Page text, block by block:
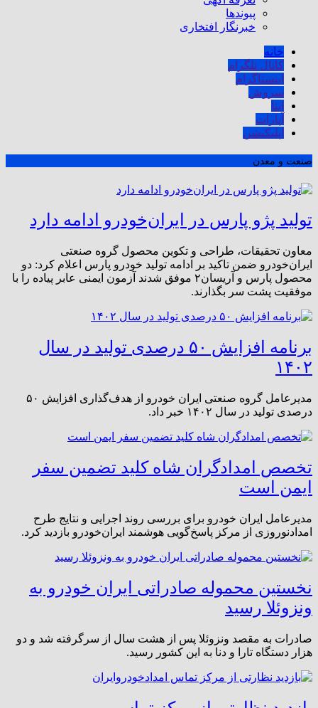
پیوندها
خبرنگار افتخاری
خانه
کانال تلگرام
اینستاگرام
سروش
ایتا
آپارات
اپلیکیشن
صنعت و معدن
تولید پژو پارس در ایران‌خودرو ادامه‌ دارد
معاون تحقیقات، طراحی و تکوین محصول گروه صنعتی
ایران‌خودرو ضمن تاکید بر ادامه تولید خودرو پارس اعلام کرد: دو
محصول پارس و آریسان۲ موفق شدند آزمون ایمنی عابر پیاده را با
موفقیت پشت سر بگذارند.
برنامه افزایش ۵۰ درصدی تولید در سال
۱۴۰۲
مدیرعامل گروه صنعتی ایران خودرو از هدف‌گذاری افزایش ۵۰
درصدی تولید در سال ۱۴۰۲ خبر داد.
تخصص امدادگران شاه کلید تضمین سفر
ایمن است
مدیرعامل ایران خودرو برای بررسی روند اجرایی و نتایج طرح
امدادنوروزی از مرکز پاسخ‌گویی هوشمند ایران‌خودرو بازدید کرد.
نخستین محموله صادراتی ایران خودرو به
ونزوئلا رسید
صادرات به مقصد ونزوئلا پس از هشت سال از سرگرفته شد و دو
هزار دستگاه تارا و دنا به این کشور رسید.